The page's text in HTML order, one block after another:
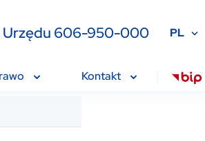
Urzędu 606-950-000 PL
Kontakt